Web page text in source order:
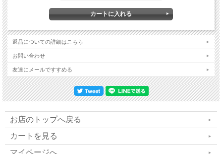
ホリスティック医療では、病は身体と心のズ
レ、
さらに魂とのズレを教えてくれるサインだと考
えます
／赤坂溜池クリニック 院長＊降矢英成
波動測定は、その人本来の姿を呼び覚まし
運命を好転させる不思議な魔法
返品についての詳細はこちら
お問い合わせ
友達にメールですすめる
お店のトップへ戻る
カートを見る
マイページへ